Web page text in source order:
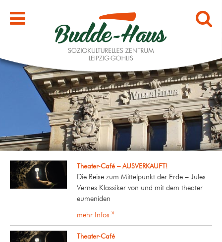
Theater-Café – AUSVERKAUFT!
Die Reise zum Mittelpunkt der Erde – Jules
Vernes Klassiker von und mit dem theater
eumeniden
mehr Infos »
Theater-Café